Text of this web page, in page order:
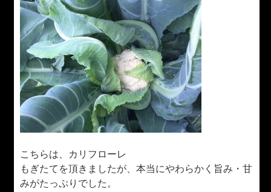
こちらは、カリフローレ
もぎたてを頂きましたが、本当にやわらかく旨み・甘
みがたっぷりでした。